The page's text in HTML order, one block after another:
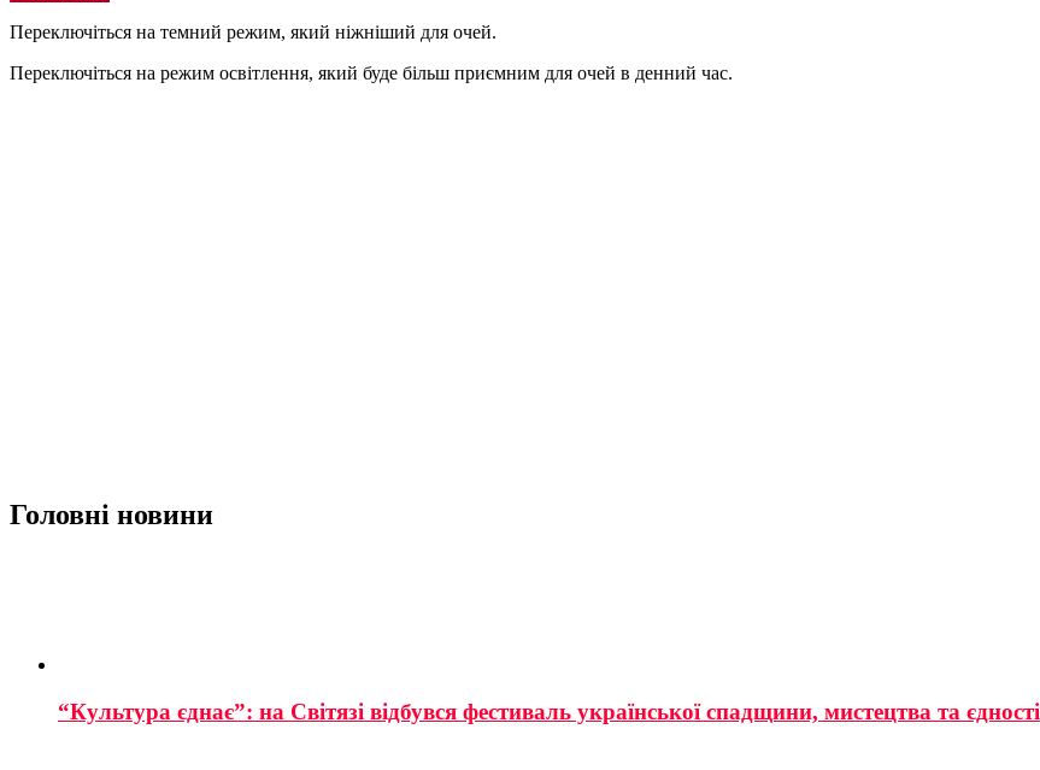
Переключіться на темний режим, який ніжніший для очей.
Переключіться на режим освітлення, який буде більш приємним для очей в денний час.
Головні новини
“Культура єднає”: на Світязі відбувся фестиваль української спадщини, мистецтва та єдності